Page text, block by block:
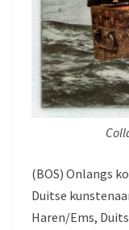
(BOS) Onlangs
Duitse
Haren/Ems,